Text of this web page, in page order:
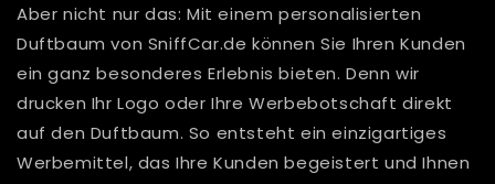
Aber nicht nur das: Mit einem personalisierten
Duftbaum von SniffCar.de können Sie Ihren Kunden
ein ganz besonderes Erlebnis bieten. Denn wir
drucken Ihr Logo oder Ihre Werbebotschaft direkt
auf den Duftbaum. So entsteht ein einzigartiges
Werbemittel, das Ihre Kunden begeistert und Ihnen